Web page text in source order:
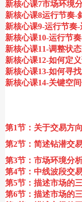
新核心课7市场环境
新核心课8运行节奏-
新核心课9-运行节奏
新核心课10-运行节
新核心课11-调整状
新核心课12-如何定
新核心课13-如何寻
新核心课14-关键空
第1节：关于交易方
第2节：简述钻潜交
第3节：市场环境分
第4节：中线波段交
第5节：描述市场的
第6节：描述市场的